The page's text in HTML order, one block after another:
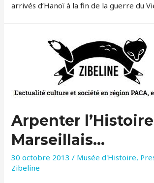
arrivés d’Hanoï à la fin de la guerre du
Arpenter
Marseillais…
30 octobre 2013 / Musée d'Histoire,
Zibeline